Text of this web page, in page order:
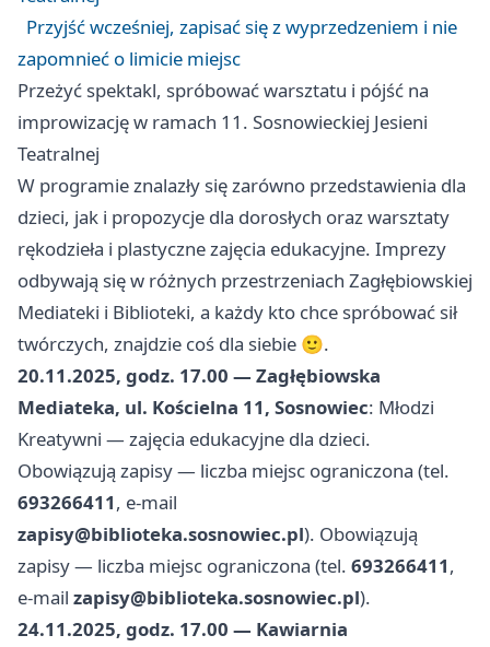
Przyjść wcześniej, zapisać się z wyprzedzeniem i nie
zapomnieć o limicie miejsc
Przeżyć spektakl, spróbować warsztatu i pójść na
improwizację w ramach 11. Sosnowieckiej Jesieni
Teatralnej
W programie znalazły się zarówno przedstawienia dla
dzieci, jak i propozycje dla dorosłych oraz warsztaty
rękodzieła i plastyczne zajęcia edukacyjne. Imprezy
odbywają się w różnych przestrzeniach Zagłębiowskiej
Mediateki i Biblioteki, a każdy kto chce spróbować sił
twórczych, znajdzie coś dla siebie 🙂.
20.11.2025, godz. 17.00 — Zagłębiowska
Mediateka, ul. Kościelna 11, Sosnowiec: Młodzi
Kreatywni — zajęcia edukacyjne dla dzieci.
Obowiązują zapisy — liczba miejsc ograniczona (tel.
693266411, e-mail
zapisy@biblioteka.sosnowiec.pl). Obowiązują
zapisy — liczba miejsc ograniczona (tel. 693266411,
e-mail zapisy@biblioteka.sosnowiec.pl).
24.11.2025, godz. 17.00 — Kawiarnia